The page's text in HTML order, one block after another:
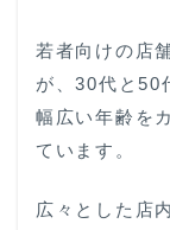
若者向けの店
が、30代と50
幅広い年齢を
ています。
広々とした店